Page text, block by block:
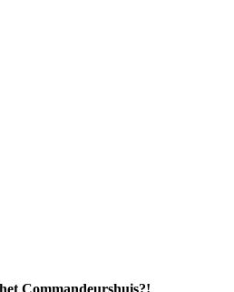
Commandeurshuis?!